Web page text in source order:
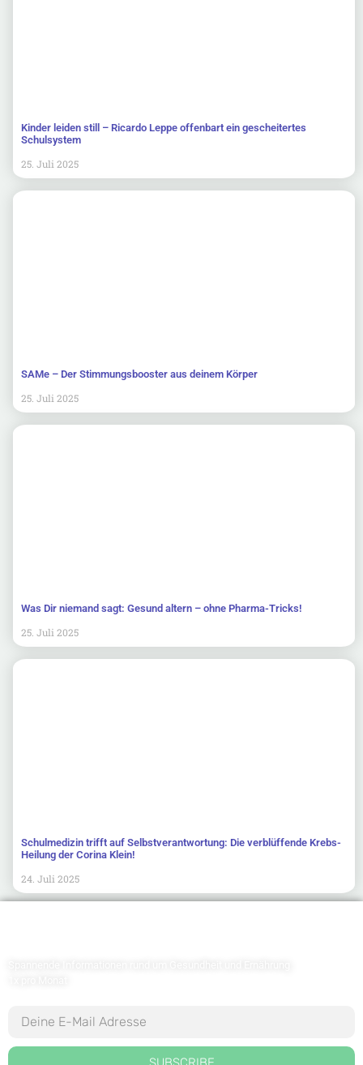
Kinder leiden still – Ricardo Leppe offenbart ein gescheitertes
Schulsystem
25. Juli 2025
SAMe – Der Stimmungsbooster aus deinem Körper
25. Juli 2025
Was Dir niemand sagt: Gesund altern – ohne Pharma-Tricks!
25. Juli 2025
Schulmedizin trifft auf Selbstverantwortung: Die verblüffende Krebs-
Heilung der Corina Klein!
24. Juli 2025